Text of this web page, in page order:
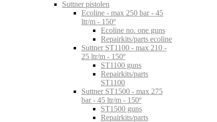
Suttner pistolen
Ecoline - max 250 bar - 45
ltr/m - 150º
Ecoline no. one guns
Repairkits/parts ecoline
Suttner ST1100 - max 210 -
25 ltr/m - 150º
ST1100 guns
Repairkits/parts
ST1100
Suttner ST1500 - max 275
bar - 45 ltr/m - 150º
ST1500 guns
Repairkits/parts